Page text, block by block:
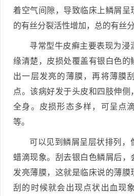
着空气间隙，导致临床上鳞屑呈
的有丝分裂活性增加，总的有丝
寻常型牛皮癣主要表现为浸
缘清楚，皮损处覆盖有银白色的
出一层发亮的薄膜，再将薄膜
点。该病好发于头皮和四肢伸侧
全身。皮损形态多样，可呈点
等。
可以见到鳞屑呈层状排列，
蜡滴现象。刮去银白色鳞屑后，
发亮薄膜，这就是临床说的薄膜
刮的时候就会出现点状出血现